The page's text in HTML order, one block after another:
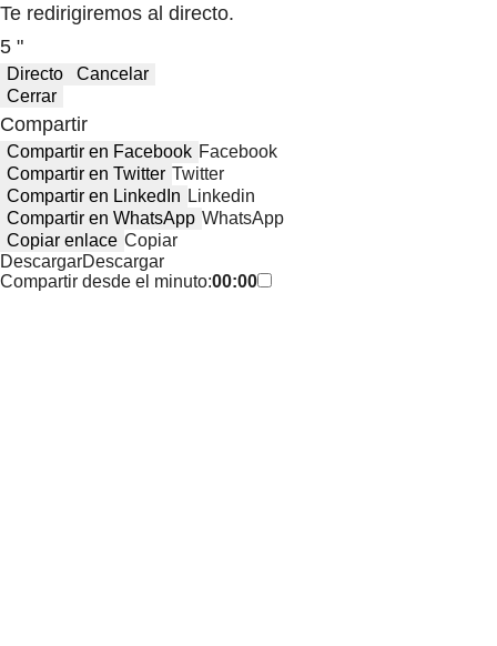
Te redirigiremos al directo.
5 "
Directo
Cancelar
Cerrar
Compartir
Compartir en Facebook Facebook
Compartir en Twitter Twitter
Compartir en LinkedIn Linkedin
Compartir en WhatsApp WhatsApp
Copiar enlace Copiar
DescargarDescargar
Compartir desde el minuto:00:00